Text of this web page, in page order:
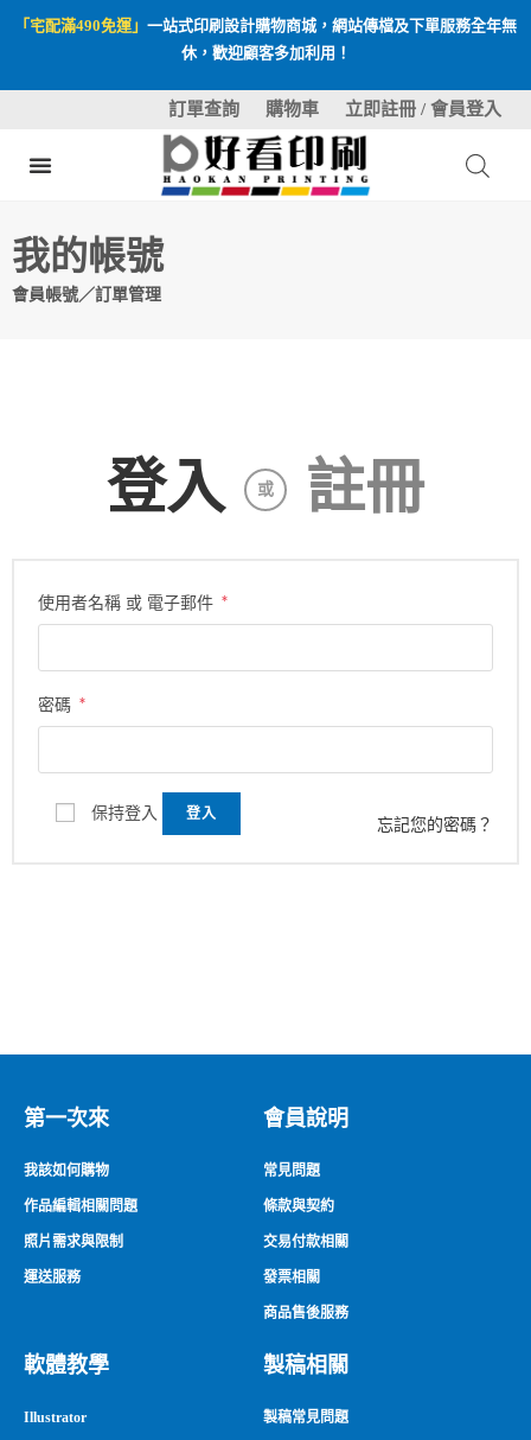
「宅配滿490免運」 一站式印刷設計購物商城，網站傳檔及下單服務全年無
休，歡迎顧客多加利用！
訂單查詢 購物車 立即註冊 / 會員登入
我的帳號
會員帳號／訂單管理
登入 或 註冊
使用者名稱 或 電子郵件 *
密碼 *
保持登入 登入
忘記您的密碼？
第一次來
我該如何購物
作品編輯相關問題
照片需求與限制
運送服務
會員說明
常見問題
條款與契約
交易付款相關
發票相關
商品售後服務
軟體教學
Illustrator
製稿相關
製稿常見問題